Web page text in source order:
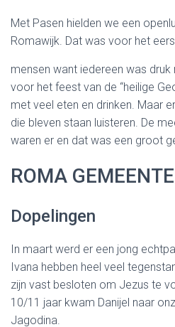
Met Pasen hielden we een
Romawijk. Dat was voor het
mensen want iedereen was
voor het feest van de “heilige
met veel eten en drinken. Maar
die bleven staan luisteren. De
waren er en dat was een groot
ROMA GEMEENTE
Dopelingen
In maart werd er een jong
Ivana hebben heel veel
zijn vast besloten om Jezus te
10/11 jaar kwam Danijel naar
Jagodina.